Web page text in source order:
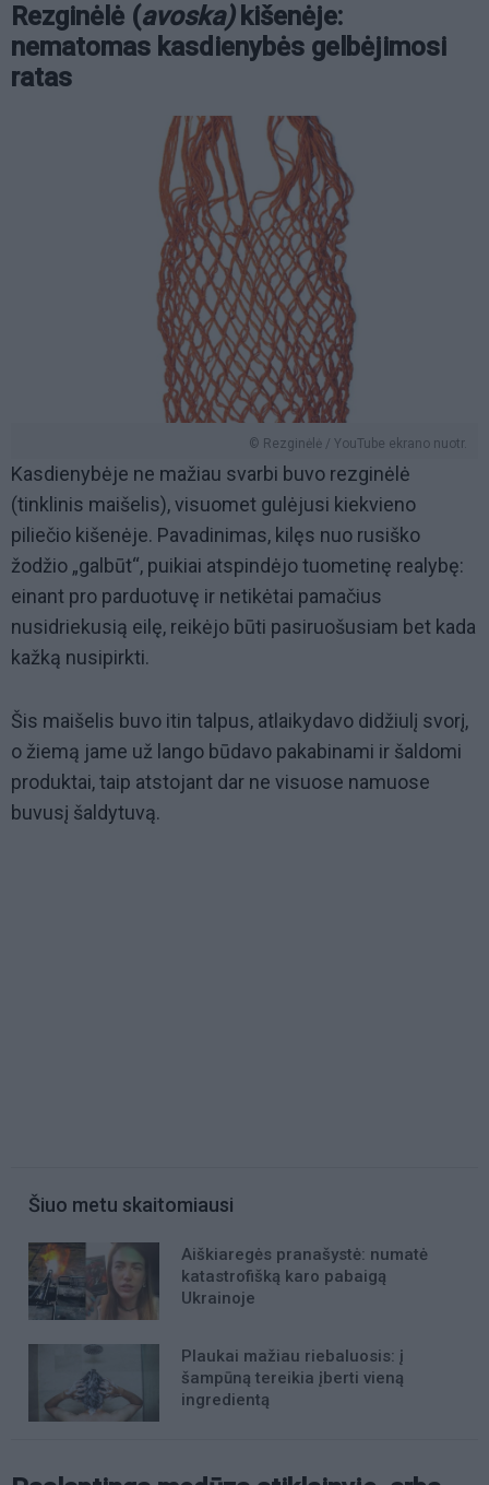
Rezginėlė (avoska)kišenėje:
nematomas kasdienybės gelbėjimosi
ratas
© Rezginėlė / YouTube ekrano nuotr.
Kasdienybėje ne mažiau svarbi buvo rezginėlė
(tinklinis maišelis), visuomet gulėjusi kiekvieno
piliečio kišenėje. Pavadinimas, kilęs nuo rusiško
žodžio „galbūt“, puikiai atspindėjo tuometinę realybę:
einant pro parduotuvę ir netikėtai pamačius
nusidriekusią eilę, reikėjo būti pasiruošusiam bet kada
kažką nusipirkti.
Šis maišelis buvo itin talpus, atlaikydavo didžiulį svorį,
o žiemą jame už lango būdavo pakabinami ir šaldomi
produktai, taip atstojant dar ne visuose namuose
buvusį šaldytuvą.
Šiuo metu skaitomiausi
Aiškiaregės pranašystė: numatė
katastrofišką karo pabaigą
Ukrainoje
Plaukai mažiau riebaluosis: į
šampūną tereikia įberti vieną
ingredientą